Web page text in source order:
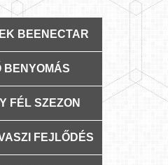
BEENECTAR
BENYOMÁS
FÉL SZEZON
FEJLŐDÉS